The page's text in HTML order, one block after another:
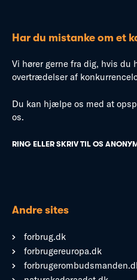
Har du mistanke om et
Vi hører gerne fra dig, hvis du
overtrædelser af
Du kan hjælpe os med at
os.
RING ELLER SKRIV TIL OS
Andre sites
forbrug.dk
forbrugereuropa.dk